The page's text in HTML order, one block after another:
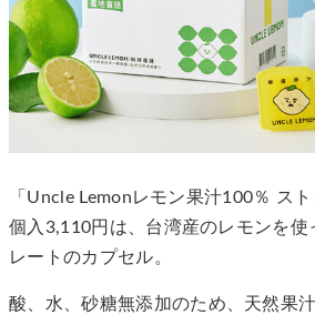
「Uncle Lemonレモン果汁100％ ス
個入3,110円は、台湾産のレモンを使
レートのカプセル。
酸、水、砂糖無添加のため、天然果